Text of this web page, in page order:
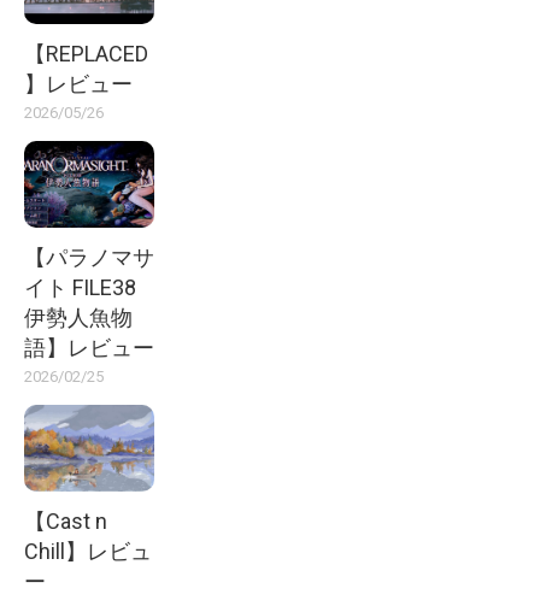
【REPLACED
】レビュー
2026/05/26
【パラノマサ
イト FILE38
伊勢人魚物
語】レビュー
2026/02/25
【Cast n
Chill】レビュ
ー